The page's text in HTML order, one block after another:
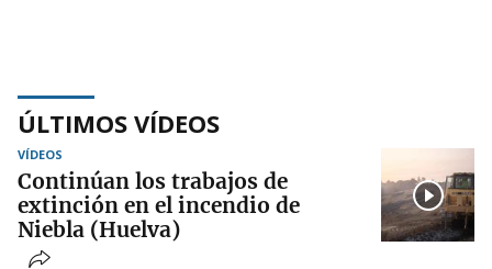
ÚLTIMOS VÍDEOS
VÍDEOS
Continúan los trabajos de
extinción en el incendio de
Niebla (Huelva)